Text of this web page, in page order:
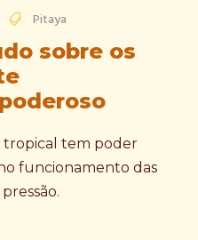
Pitaya
sobre os
tropical tem poder
funcionamento das